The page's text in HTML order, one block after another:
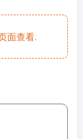
面查看.